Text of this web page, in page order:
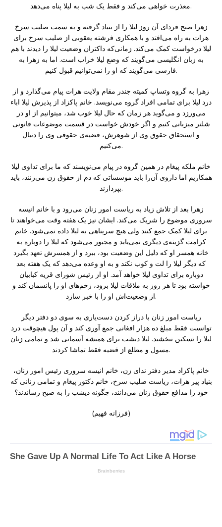
معذرت خواهی می‌کند و فقط یک شب به لیلا پناه می‌دهد.
زهرا صبح فردای آن روز لیلا را از بنیاد گرفته و به سمت صلیب سرخ
هرات به راه می‌افتد و با همکاری فرشته یعقوبی از صلیب سرخ برای
لیلا درخواست کمک می‌کند. زمانی‌که داکتران وضعیت لیلا را دیدند با هم
به زبان انگلیسی می‌گویند که وضع لیلا خراب است. اما به زهرا به
فارسی می‌گویند که او را نمی‌توانیم قبول کنیم.
زهرا به گروه وتساپ کمیته جندر مقام ولایت هرات پیام می‌گذارد و از
درد لیلا برای تمامی افراد گروه می‌نویسد. خانم پاکزاد از پذیرش لیلا اباء
می‌ورزد و می‌گوید هر زمان که حال لیلا خوب شد، میتوانیم از او در
شلتر میزبانی کنیم و اگر خودش خواست در قسمت موضوعات قانونی
و استحقاق حقوق وی از شوهرش، قضیه‌ی حقوقی وی را دنبال
می‌کنیم.
خانم ملکه پیغام در همین گروه در پیام می‌نویسند که ما برای تداوی لیلا
همکاریم اما داروی آن‌را باید موسساتی که دم از حقوق زن می‌زنند، باید
بپردازند.
زهرا بعد از تلاش زیاد به ریاست امور زنان می‌رود و با خانم انیسه
سروری موضوع را شریک می‌کند. ایشان نیز یک هفته وقت می‌خواهند تا
برای لیلا کمک جمع کنند ولی هیچ سرپناهی به لیلا داده نمی‌شود. خانم
کرامت گزینه‌ی دیگری نمی‌یابد و مجبور می‌شود که لیلا را دوباره به
خانه همسر او که دلیل این وضعیت بود، ببرد و از همسرش تعهد بگیرد
که دیگر لیلا را لت و کوب نکند و به او وعده می‌دهد که یک هفته بعد
دوباره برای تداوی لیلا خواهد آمد. او از رئیس شورای قریه کبابیان
خواسته بود تا هر روز به ملاقات لیلا برود، زخم‌های او را پانسمان کند و
از وضعیت‌اش او را با خبر سازد.
ریاست امور زنان با دراز کردن دست‌یاری به سوی دو دفتر دیگر
توانست فقط مبلغ ده هزار افغانی جمع آوری کند و آن پول هیچوقت درد
لیلا را تسکین نبخشید. لیلا دیشب برای همیشه آسمانی شد و تمامی زنان
مسول و مطلع از قضیه فقط تماشا کردند.
خانم پاکزاد مدیر دفتر ندای زن، خانم انیسه سروری رئیس امور زنان،
بنیاد پیر هرات، ریاست صلیب سرخ، خانم دکتور پیغام و تمامی زنانی که
خود را مدافع حقوق زنان می‌دانند، چگونه دیشب را به صبح رساندند؟
(فرزانه فهيم)